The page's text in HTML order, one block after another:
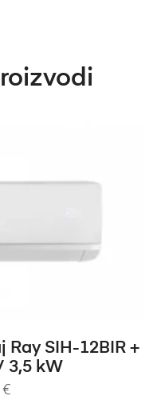
Ray SIH-12BIR +
3,5 kW
€